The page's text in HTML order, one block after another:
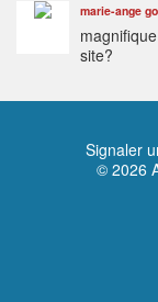
marie-ange
site?
Signaler
© 2026